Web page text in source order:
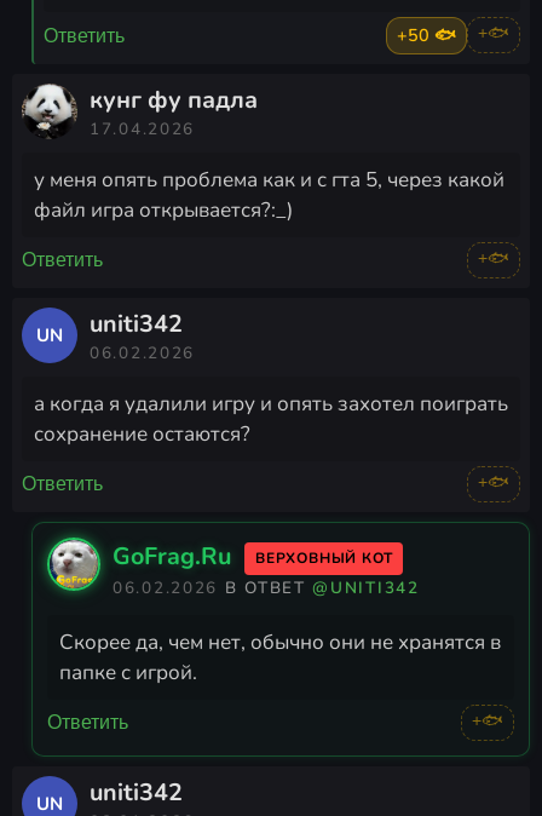
Ответить +50 🐟 +🐟
кунг фу падла
17.04.2026
у меня опять проблема как и с гта 5, через какой
файл игра открывается?:_)
Ответить +🐟
UN uniti342
06.02.2026
а когда я удалили игру и опять захотел поиграть
сохранение остаются?
Ответить +🐟
GoFrag.Ru ВЕРХОВНЫЙ КОТ
06.02.2026 В ОТВЕТ@UNITI342
Скорее да, чем нет, обычно они не хранятся в
папке с игрой.
Ответить +🐟
UN uniti342